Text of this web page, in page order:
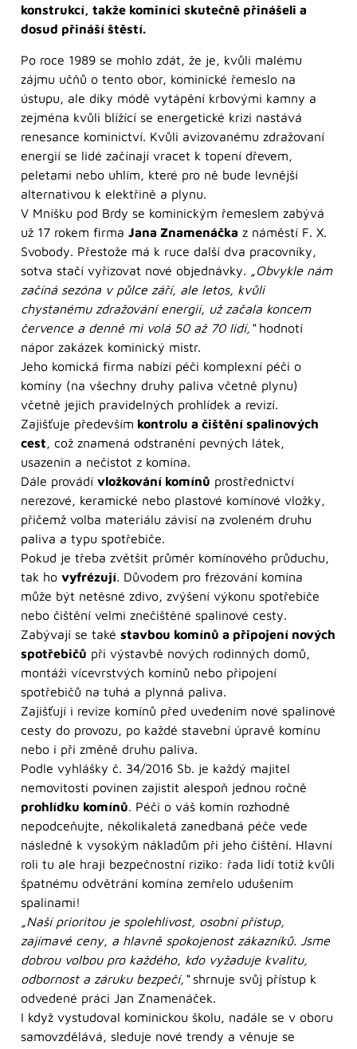
konstrukcí, takže kominíci skutečně přinášeli a
dosud přináší štěstí.
Po roce 1989 se mohlo zdát, že je, kvůli malému
zájmu učňů o tento obor, kominické řemeslo na
ústupu, ale díky módě vytápění krbovými kamny a
zejména kvůli blížící se energetické krizi nastává
renesance kominictví. Kvůli avizovanému zdražovaní
energií se lidé začínají vracet k topení dřevem,
peletami nebo uhlím, které pro ně bude levnější
alternativou k elektřině a plynu.
V Mníšku pod Brdy se kominickým řemeslem zabývá
už 17 rokem firma Jana Znamenáčka z náměstí F. X.
Svobody. Přestože má k ruce další dva pracovníky,
sotva stačí vyřizovat nové objednávky. „Obvykle nám
začíná sezóna v půlce září, ale letos, kvůli
chystanému zdražování energií, už začala koncem
července a denně mi volá 50 až 70 lidí,“hodnotí
nápor zakázek kominický mistr.
Jeho komická firma nabízí péči komplexní péči o
komíny (na všechny druhy paliva včetně plynu)
včetně jejich pravidelných prohlídek a revizí.
Zajišťuje především kontrolu a čištění spalinových
cest, což znamená odstranění pevných látek,
usazenin a nečistot z komína.
Dále provádí vložkování komínů prostřednictví
nerezové, keramické nebo plastové komínové vložky,
přičemž volba materiálu závisí na zvoleném druhu
paliva a typu spotřebiče.
Pokud je třeba zvětšit průměr komínového průduchu,
tak ho vyfrézují. Důvodem pro frézování komína
může být netěsné zdivo, zvýšení výkonu spotřebiče
nebo čištění velmi znečištěné spalinové cesty.
Zabývají se také stavbou komínů a připojení nových
spotřebičů při výstavbě nových rodinných domů,
montáži vícevrstvých komínů nebo připojení
spotřebičů na tuhá a plynná paliva.
Zajišťují i revize komínů před uvedením nové spalinové
cesty do provozu, po každé stavební úpravě komínu
nebo i při změně druhu paliva.
Podle vyhlášky č. 34/2016 Sb. je každý majitel
nemovitosti povinen zajistit alespoň jednou ročně
prohlídku komínů. Péči o váš komín rozhodně
nepodceňujte, několikaletá zanedbaná péče vede
následně k vysokým nákladům při jeho čištění. Hlavní
roli tu ale hraji bezpečnostní riziko: řada lidí totiž kvůli
špatnému odvětrání komína zemřelo udušením
spalinami!
„Naší prioritou je spolehlivost, osobní přístup,
zajímavé ceny, a hlavně spokojenost zákazníků. Jsme
dobrou volbou pro každého, kdo vyžaduje kvalitu,
odbornost a záruku bezpečí,“shrnuje svůj přístup k
odvedené práci Jan Znamenáček.
I když vystudoval kominickou školu, nadále se v oboru
samovzdělává, sleduje nové trendy a věnuje se